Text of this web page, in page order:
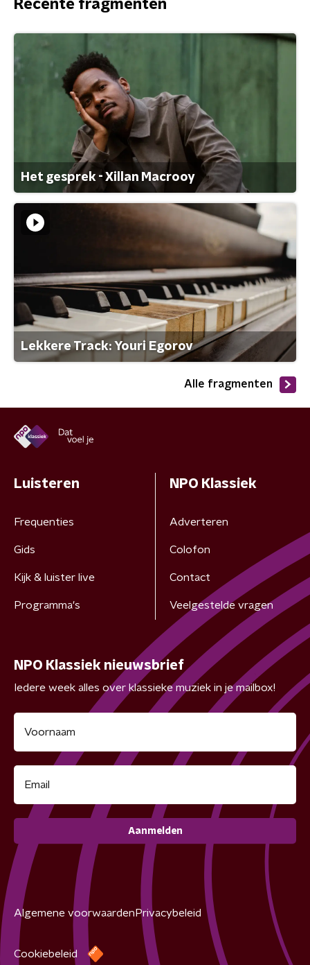
Recente fragmenten
Het gesprek - Xillan Macrooy
Lekkere Track: Youri Egorov
Alle fragmenten
Luisteren
Frequenties
Gids
Kijk & luister live
Programma's
NPO Klassiek
Adverteren
Colofon
Contact
Veelgestelde vragen
NPO Klassiek nieuwsbrief
Iedere week alles over klassieke muziek in je mailbox!
Aanmelden
Algemene voorwaarden Privacybeleid
Cookiebeleid